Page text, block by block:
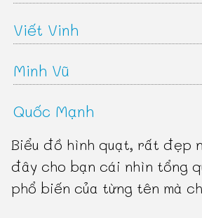
Viết Vinh
Minh Vũ
Quốc Mạnh
Biểu đồ hình quạt, rất đẹp
đây cho bạn cái nhìn tổng
phổ biến của từng tên mà